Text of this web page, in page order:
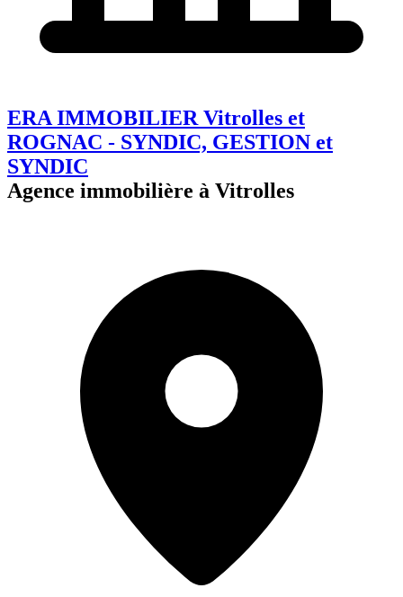
ERA IMMOBILIER Vitrolles et
ROGNAC - SYNDIC, GESTION et
SYNDIC
Agence immobilière à Vitrolles